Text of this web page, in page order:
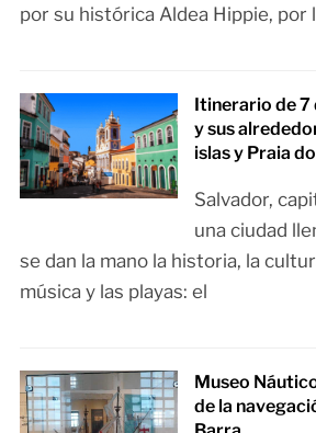
por su histórica Aldea Hippie, por
Itinerario de 7
y sus
islas y Praia
Salvador,
una ciudad
se dan la mano la historia, la
música y las playas: el
Museo
de la